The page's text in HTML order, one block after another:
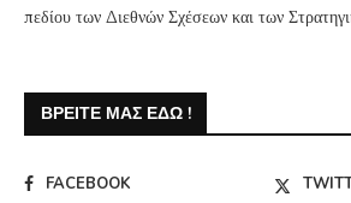
πεδίου των Διεθνών Σχέσεων και των
ΒΡΕΊΤΕ ΜΑΣ ΕΔΏ !
FACEBOOK